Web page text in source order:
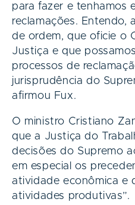
para fazer e tenhamos
reclamações. Entendo,
de ordem, que oficie o
Justiça e que
processos de
jurisprudência do
afirmou Fux.
O ministro Cristiano
que a Justiça do
decisões do Supremo
em especial os
atividade econômica e
atividades produtivas”.